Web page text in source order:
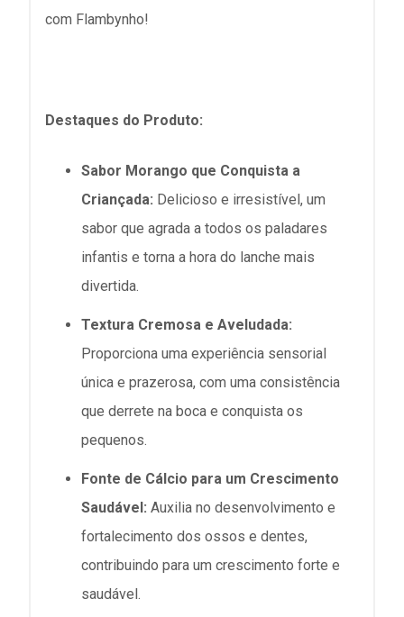
com Flambynho!
Destaques do Produto:
Sabor Morango que Conquista a
Criançada: Delicioso e irresistível, um
sabor que agrada a todos os paladares
infantis e torna a hora do lanche mais
divertida.
Textura Cremosa e Aveludada:
Proporciona uma experiência sensorial
única e prazerosa, com uma consistência
que derrete na boca e conquista os
pequenos.
Fonte de Cálcio para um Crescimento
Saudável: Auxilia no desenvolvimento e
fortalecimento dos ossos e dentes,
contribuindo para um crescimento forte e
saudável.